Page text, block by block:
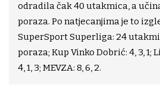
odradila čak 40 utakmica, a
poraza. Po natjecanjima je to
SuperSport Superliga: 24
poraza; Kup Vinko Dobrić: 4, 3, 1;
4, 1, 3; MEVZA: 8, 6, 2.